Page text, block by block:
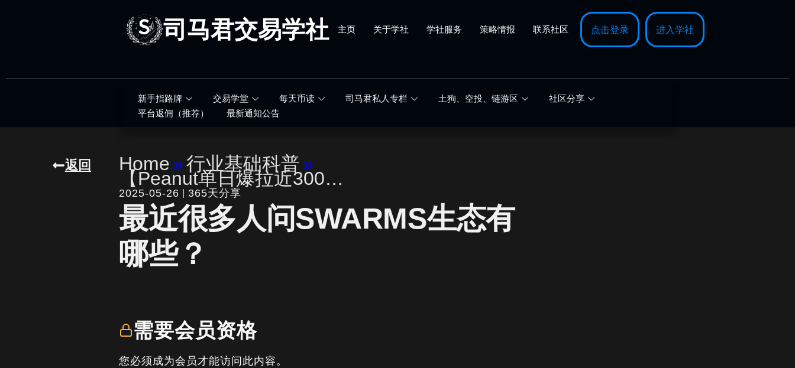
司马君交易学社 主页 关于学社 学社服务 策略情报 联系社区 点击登录 进入学社
新手指路牌 交易学堂 每天币读 司马君私人专栏 土狗、空投、链游区
社区分享
平台返佣（推荐）
最新通知公告
返回 Home»行业基础科普»
【Peanut单日爆拉近300…
2025-05-26 365天分享
最近很多人问SWARMS生态有
哪些？
需要会员资格
您必须成为会员才能访问此内容。